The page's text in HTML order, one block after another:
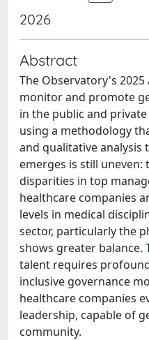
2026
Abstract
The Observatory's
monitor and promote
in the public and
using a methodology
and qualitative analysis
emerges is still
disparities in top
healthcare companies
levels in medical
sector, particularly the
shows greater
talent requires
inclusive governance
healthcare companies
leadership, capable of
community.